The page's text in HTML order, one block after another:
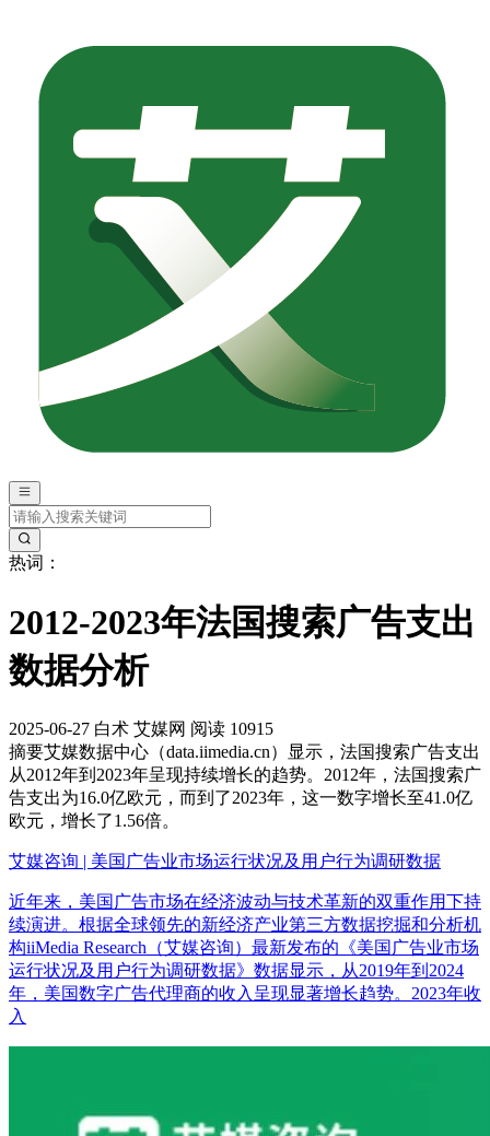
热词：
2012-2023年法国搜索广告支出
数据分析
2025-06-27 白术 艾媒网 阅读 10915
摘要艾媒数据中心（data.iimedia.cn）显示，法国搜索广告支出
从2012年到2023年呈现持续增长的趋势。2012年，法国搜索广
告支出为16.0亿欧元，而到了2023年，这一数字增长至41.0亿
欧元，增长了1.56倍。
艾媒咨询 | 美国广告业市场运行状况及用户行为调研数据
近年来，美国广告市场在经济波动与技术革新的双重作用下持
续演进。根据全球领先的新经济产业第三方数据挖掘和分析机
构iiMedia Research（艾媒咨询）最新发布的《美国广告业市场
运行状况及用户行为调研数据》数据显示，从2019年到2024
年，美国数字广告代理商的收入呈现显著增长趋势。2023年收
入